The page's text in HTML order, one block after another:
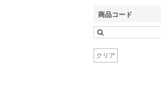
CROON A SONG
D&G
Dalliance Kelly
Dear Princess
DELLISE NOIR
商品コード
クリア